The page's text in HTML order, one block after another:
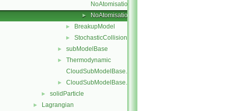
NoAtomisation.C
► NoAtomisation.H
► BreakupModel
► StochasticCollision
► subModelBase
►
Thermodynamic
CloudSubModelBase.C
► CloudSubModelBase.H
► solidParticle
► Lagrangian